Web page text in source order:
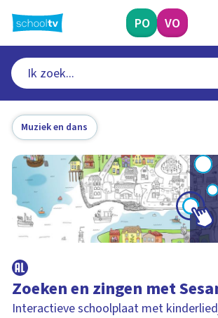
naar
hoofdinhoud
PO VO
Muziek en dans
Zoeken en zingen met
Interactieve schoolplaat met